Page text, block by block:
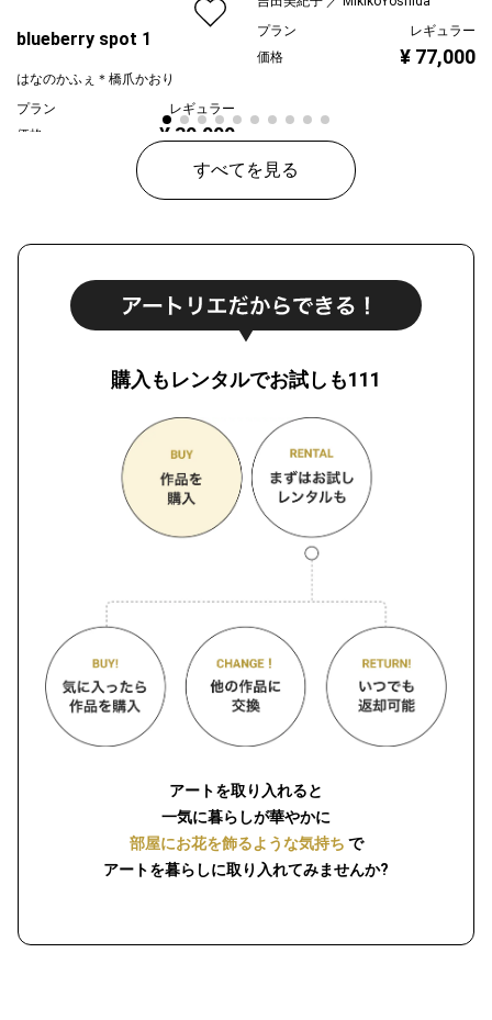
blueberry spot 1
はなのかふぇ＊橋爪かおり
プラン
レギュラー
価格
¥ 30,000
プラン
レギュラー
価格
¥ 77,000
すべてを見る
購入もレンタルでお試しも111
アートを取り入れると
一気に暮らしが華やかに
部屋にお花を飾るような気持ち で
アートを暮らしに取り入れてみませんか?